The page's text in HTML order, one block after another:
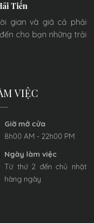
Tiến
gian và giá cả phải
cho bạn những trải
VIỆC
Giờ mở cửa
8h00 AM - 22h00 PM
Ngày làm việc
Từ thứ 2 đến chủ nhật
hàng ngày